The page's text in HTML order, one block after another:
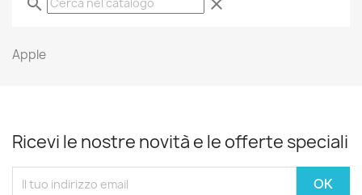
search clear
Apple
Ricevi le nostre novità e le offerte speciali